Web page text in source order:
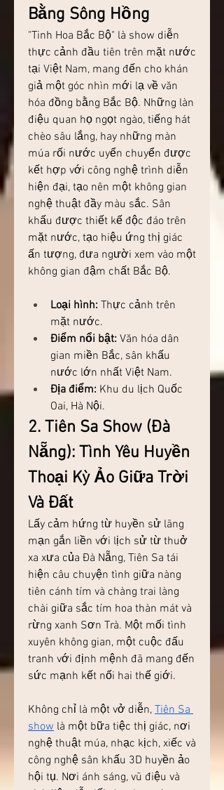
Bằng Sông Hồng
"Tinh Hoa Bắc Bộ" là show diễn
thực cảnh đầu tiên trên mặt nước
tại Việt Nam, mang đến cho khán
giả một góc nhìn mới lạ về văn
hóa đồng bằng Bắc Bộ. Những làn
điệu quan họ ngọt ngào, tiếng hát
chèo sâu lắng, hay những màn
múa rối nước uyển chuyển được
kết hợp với công nghệ trình diễn
hiện đại, tạo nên một không gian
nghệ thuật đầy màu sắc. Sân
khấu được thiết kế độc đáo trên
mặt nước, tạo hiệu ứng thị giác
ấn tượng, đưa người xem vào một
không gian đậm chất Bắc Bộ.
Loại hình: Thực cảnh trên
mặt nước.
Điểm nổi bật: Văn hóa dân
gian miền Bắc, sân khấu
nước lớn nhất Việt Nam.
Địa điểm: Khu du lịch Quốc
Oai, Hà Nội.
2. Tiên Sa Show (Đà
Nẵng): Tình Yêu Huyền
Thoại Kỳ Ảo Giữa Trời
Và Đất
Lấy cảm hứng từ huyền sử lãng
mạn gắn liền với lịch sử từ thuở
xa xưa của Đà Nẵng, Tiên Sa tái
hiện câu chuyện tình giữa nàng
tiên cánh tím và chàng trai làng
chài giữa sắc tím hoa thàn mát và
rừng xanh Sơn Trà. Một mối tình
xuyên không gian, một cuộc đấu
tranh với định mệnh đã mang đến
sức mạnh kết nối hai thế giới.
Không chỉ là một vở diễn, Tiên Sa
show là một bữa tiệc thị giác, nơi
nghệ thuật múa, nhạc kịch, xiếc và
công nghệ sân khấu 3D huyền ảo
hội tụ. Nơi ánh sáng, vũ điệu và